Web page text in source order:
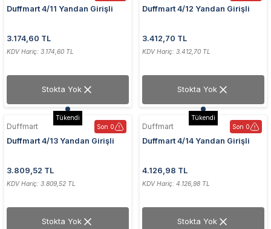
Duffmart 4/11 Yandan Girişli
3.174,60 TL
KDV Hariç: 3.174,60 TL
Stokta Yok
Duffmart 4/12 Yandan Girişli
3.412,70 TL
KDV Hariç: 3.412,70 TL
Stokta Yok
Tükendi
Son 0
Duffmart
Duffmart 4/13 Yandan Girişli
3.809,52 TL
KDV Hariç: 3.809,52 TL
Stokta Yok
Tükendi
Son 0
Duffmart
Duffmart 4/14 Yandan Girişli
4.126,98 TL
KDV Hariç: 4.126,98 TL
Stokta Yok